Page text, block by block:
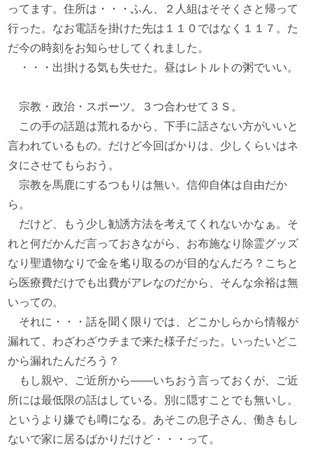
ってます。住所は・・・ふん、２人組はそそくさと帰って
行った。なお電話を掛けた先は１１０ではなく１１７。た
だ今の時刻をお知らせしてくれました。
・・・出掛ける気も失せた。昼はレトルトの粥でいい。
宗教・政治・スポーツ。３つ合わせて３Ｓ。
この手の話題は荒れるから、下手に話さない方がいいと
言われているもの。だけど今回ばかりは、少しくらいはネ
タにさせてもらおう。
宗教を馬鹿にするつもりは無い。信仰自体は自由だか
ら。
だけど、もう少し勧誘方法を考えてくれないかなぁ。そ
れと何だかんだ言っておきながら、お布施なり除霊グッズ
なり聖遺物なりで金を毟り取るのが目的なんだろ？こちと
ら医療費だけでも出費がアレなのだから、そんな余裕は無
いっての。
それに・・・話を聞く限りでは、どこかしらから情報が
漏れて、わざわざウチまで来た様子だった。いったいどこ
から漏れたんだろう？
もし親や、ご近所から――いちおう言っておくが、ご近
所には最低限の話はしている。別に隠すことでも無いし。
というより嫌でも噂になる。あそこの息子さん、働きもし
ないで家に居るばかりだけど・・・って。